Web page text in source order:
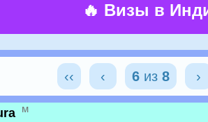
🔥 Визы в
‹‹ ‹ 6 из 8 ›
м